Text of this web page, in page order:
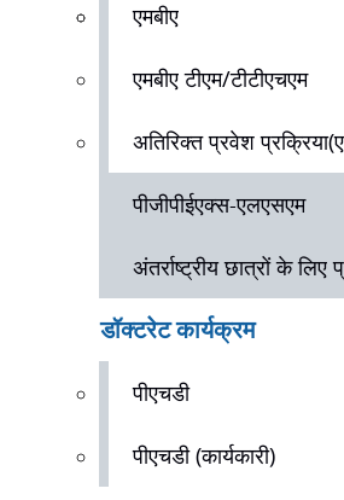
एमबीए
एमबीए टीएम/टीटीएचएम
अतिरिक्त प्रवेश
पीजीपीईएक्स-एलएसएम
अंतर्राष्ट्रीय छात्रों के लिए
डॉक्टरेट कार्यक्रम
पीएचडी
पीएचडी (कार्यकारी)